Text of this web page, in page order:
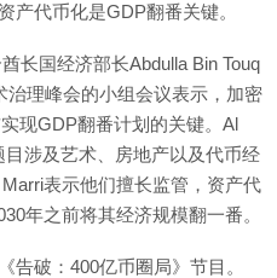
产代币化是GDP翻番关键。
长国经济部长Abdulla Bin Touq
理峰会的小组会议表示，加密
现GDP翻番计划的关键。Al
涉及艺术、房地产以及代币经
表示他们擅长监管，资产代
年之前将其经济规模翻一番。
告破：400亿币圈局》节目。